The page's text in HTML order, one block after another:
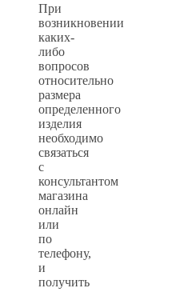
При
возникновении
каких-
либо
вопросов
относительно
размера
определенного
изделия
необходимо
связаться
с
консультантом
магазина
онлайн
или
по
телефону,
и
получить